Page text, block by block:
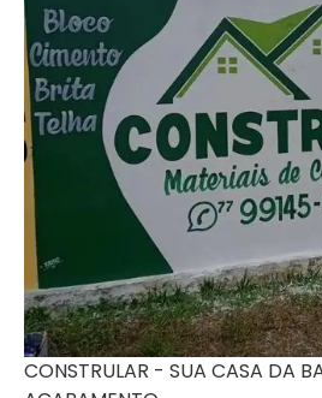
CONSTRULAR - SUA CASA DA